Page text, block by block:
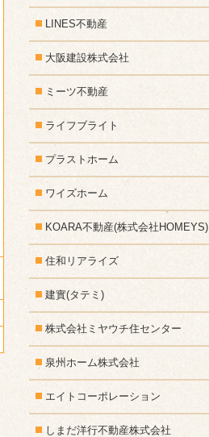
LINES不動産
大阪建設株式会社
ミーツ不動産
ライフブライト
プラストホーム
ワイズホーム
KOARA不動産(株式会社HOMEYS)
住和リアライズ
建實(タテミ)
株式会社ミヤウチ住センター
泉州ホーム株式会社
エイトコーポレーション
しまだ洋行不動産株式会社